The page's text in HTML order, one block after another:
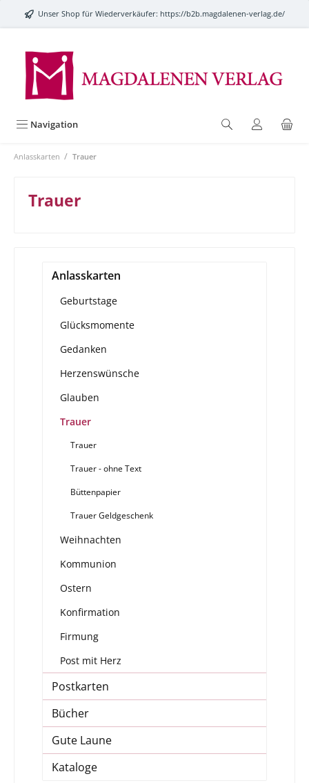
springenUnser Shop für Wiederverkäufer: https://b2b.magdalenen-verlag.de/
Navigation
Anlasskarten / Trauer
Trauer
Anlasskarten
Geburtstage
Glücksmomente
Gedanken
Herzenswünsche
Glauben
Trauer
Trauer
Trauer - ohne Text
Büttenpapier
Trauer Geldgeschenk
Weihnachten
Kommunion
Ostern
Konfirmation
Firmung
Post mit Herz
Postkarten
Bücher
Gute Laune
Kataloge